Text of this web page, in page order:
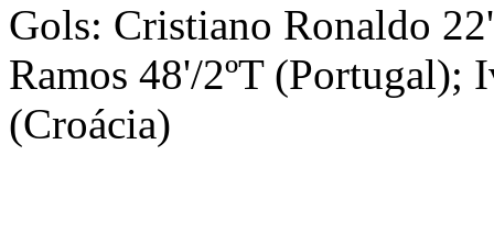
Gols: Cristiano Ronaldo
Ramos 48'/2ºT (Portugal);
(Croácia)